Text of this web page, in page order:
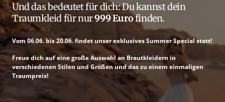
Und das bedeutet für dich: Du kannst dein
Traumkleid für nur 999 Euro
Freue dich auf eine große Auswahl an Brautkleidern in
verschiedenen Stilen und Größen und das zu einem einmaligen
Traumpreis!